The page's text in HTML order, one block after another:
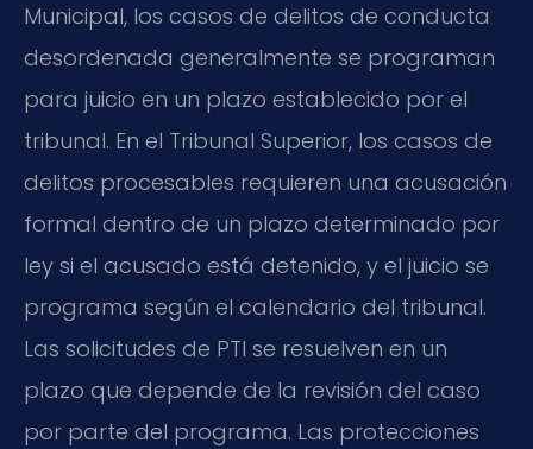
Municipal, los casos de delitos de conducta
desordenada generalmente se programan
para juicio en un plazo establecido por el
tribunal. En el Tribunal Superior, los casos de
delitos procesables requieren una acusación
formal dentro de un plazo determinado por
ley si el acusado está detenido, y el juicio se
programa según el calendario del tribunal.
Las solicitudes de PTI se resuelven en un
plazo que depende de la revisión del caso
por parte del programa. Las protecciones